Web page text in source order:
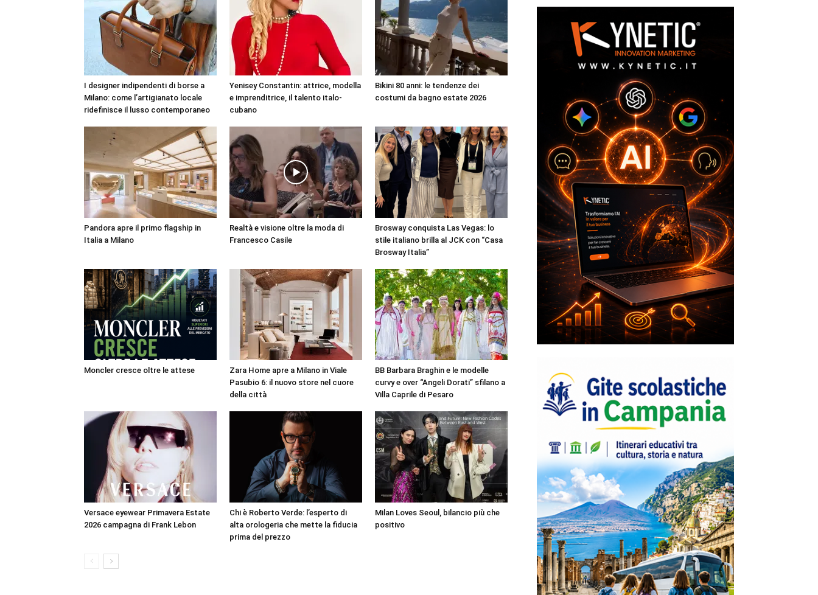
I designer indipendenti di borse a
Milano: come l’artigianato locale
ridefinisce il lusso contemporaneo
Yenisey Constantin: attrice, modella
e imprenditrice, il talento italo-
cubano
Bikini 80 anni: le tendenze dei
costumi da bagno estate 2026
Pandora apre il primo flagship in
Italia a Milano
Realtà e visione oltre la moda di
Francesco Casile
Brosway conquista Las Vegas: lo
stile italiano brilla al JCK con “Casa
Brosway Italia”
Moncler cresce oltre le attese
Zara Home apre a Milano in Viale
Pasubio 6: il nuovo store nel cuore
della città
BB Barbara Braghin e le modelle
curvy e over “Angeli Dorati” sfilano a
Villa Caprile di Pesaro
Versace eyewear Primavera Estate
2026 campagna di Frank Lebon
Chi è Roberto Verde: l’esperto di
alta orologeria che mette la fiducia
prima del prezzo
Milan Loves Seoul, bilancio più che
positivo